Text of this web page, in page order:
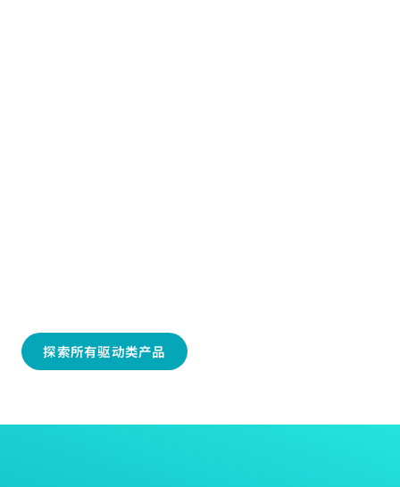
探索所有驱动类产品